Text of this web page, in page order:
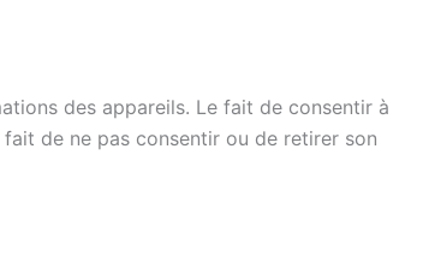
des appareils. Le fait de consentir à
de ne pas consentir ou de retirer son